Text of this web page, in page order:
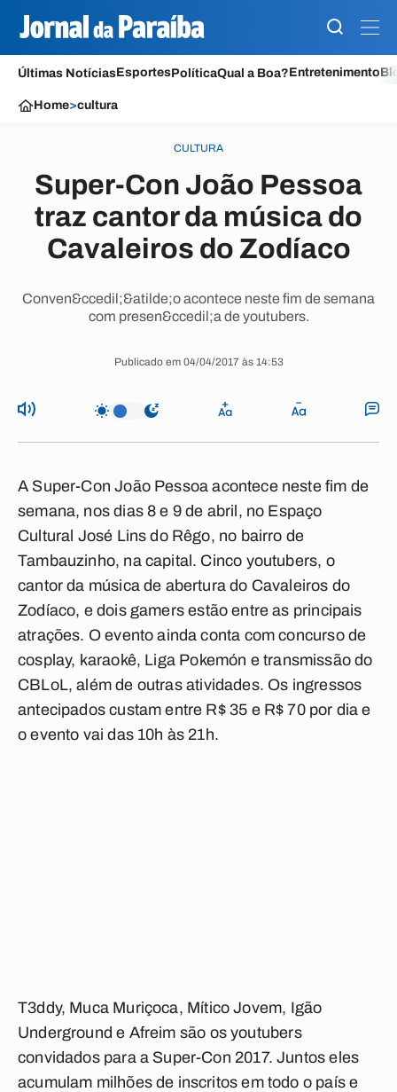
Últimas NotíciasEsportesPolíticaQual a Boa?Entretenimento
Home>cultura
CULTURA
Super-Con João Pessoa
traz cantor da música do
Cavaleiros do Zodíaco
Conven&ccedil;&atilde;o acontece neste fim de semana
com presen&ccedil;a de youtubers.
Publicado em 04/04/2017 às 14:53
A Super-Con João Pessoa acontece neste fim de
semana, nos dias 8 e 9 de abril, no Espaço
Cultural José Lins do Rêgo, no bairro de
Tambauzinho, na capital. Cinco youtubers, o
cantor da música de abertura do Cavaleiros do
Zodíaco, e dois gamers estão entre as principais
atrações. O evento ainda conta com concurso de
cosplay, karaokê, Liga Pokemón e transmissão do
CBLoL, além de outras atividades. Os ingressos
antecipados custam entre R$ 35 e R$ 70 por dia e
o evento vai das 10h às 21h.
T3ddy, Muca Muriçoca, Mítico Jovem, Igão
Underground e Afreim são os youtubers
convidados para a Super-Con 2017. Juntos eles
acumulam milhões de inscritos em todo o país e